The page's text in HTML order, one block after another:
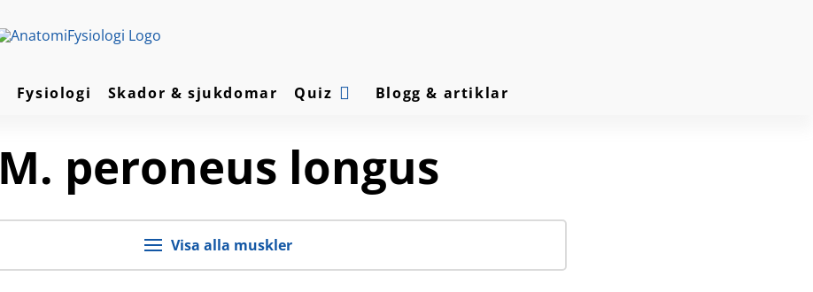
Fysiologi Skador & sjukdomar Quiz Blogg & artiklar
M. peroneus longus
Visa alla muskler